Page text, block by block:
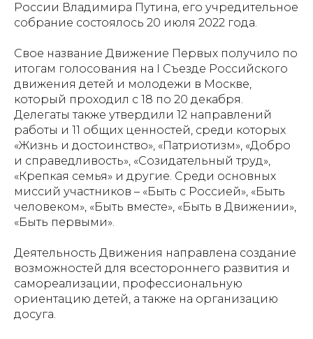
России Владимира Путина, его учредительное
собрание состоялось 20 июля 2022 года.
Свое название Движение Первых получило по
итогам голосования на I Съезде Российского
движения детей и молодежи в Москве,
который проходил с 18 по 20 декабря.
Делегаты также утвердили 12 направлений
работы и 11 общих ценностей, среди которых
«Жизнь и достоинство», «Патриотизм», «Добро
и справедливость», «Созидательный труд»,
«Крепкая семья» и другие. Среди основных
миссий участников – «Быть с Россией», «Быть
человеком», «Быть вместе», «Быть в Движении»,
«Быть первыми».
Деятельность Движения направлена создание
возможностей для всестороннего развития и
самореализации, профессиональную
ориентацию детей, а также на организацию
досуга.